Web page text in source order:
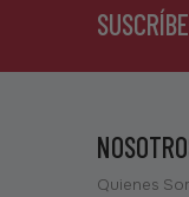
Quienes